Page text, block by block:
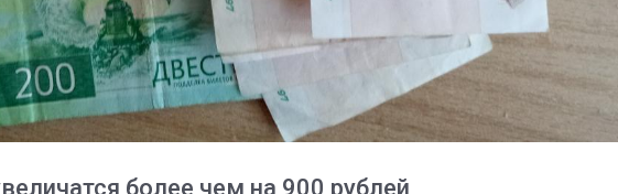
более чем на 900 рублей